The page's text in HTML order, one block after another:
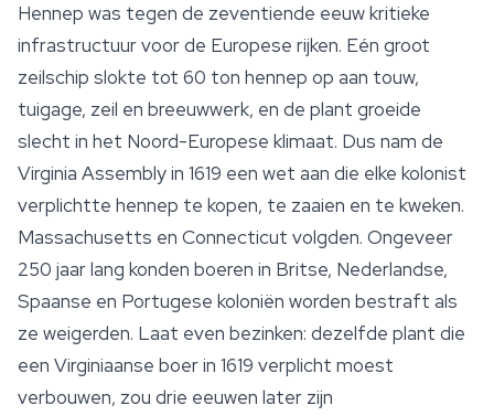
Hennep was tegen de zeventiende eeuw kritieke
infrastructuur voor de Europese rijken. Eén groot
zeilschip slokte tot 60 ton hennep op aan touw,
tuigage, zeil en breeuwwerk, en de plant groeide
slecht in het Noord-Europese klimaat. Dus nam de
Virginia Assembly in 1619 een wet aan die elke kolonist
verplichtte hennep te kopen, te zaaien en te kweken.
Massachusetts en Connecticut volgden. Ongeveer
250 jaar lang konden boeren in Britse, Nederlandse,
Spaanse en Portugese koloniën worden bestraft als
ze weigerden. Laat even bezinken: dezelfde plant die
een Virginiaanse boer in 1619 verplicht moest
verbouwen, zou drie eeuwen later zijn